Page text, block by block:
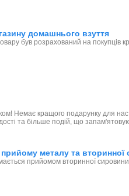
домашнього взуття
був розрахований на покупців
Немає кращого подарунку для
та більше подій, що
прийому металу та
прийомом вторинної